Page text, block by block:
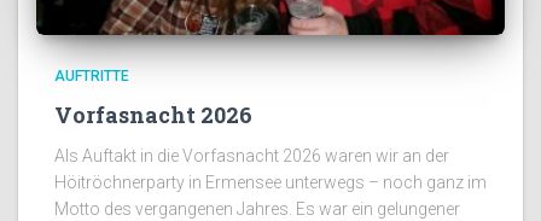
AUFTRITTE
Vorfasnacht 2026
Als Auftakt in die Vorfasnacht 2026 waren wir an der
Höitröchnerparty in Ermensee unterwegs – noch ganz im
Motto des vergangenen Jahres. Es war ein gelungener